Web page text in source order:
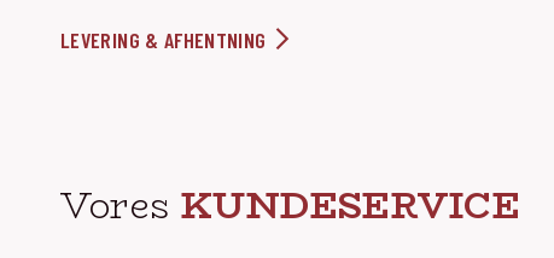
LEVERING & AFHENTNING
Vores KUNDESERVICE